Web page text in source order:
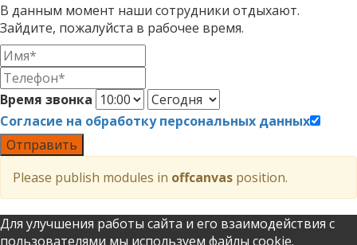
В данным момент наши сотрудники отдыхают.
Зайдите, пожалуйста в рабочее время.
Время звонка
Согласие на обработку персональных данных
Отправить
Please publish modules in offcanvas position.
Для улучшения работы сайта и его взаимодействия с
пользователями мы используем файлы cookie.